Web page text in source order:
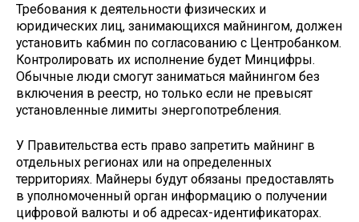
Требования к деятельности физических и
юридических лиц, занимающихся майнингом, должен
установить кабмин по согласованию с Центробанком.
Контролировать их исполнение будет Минцифры.
Обычные люди смогут заниматься майнингом без
включения в реестр, но только если не превысят
установленные лимиты энергопотребления.
У Правительства есть право запретить майнинг в
отдельных регионах или на определенных
территориях. Майнеры будут обязаны предоставлять
в уполномоченный орган информацию о получении
цифровой валюты и об адресах-идентификаторах.